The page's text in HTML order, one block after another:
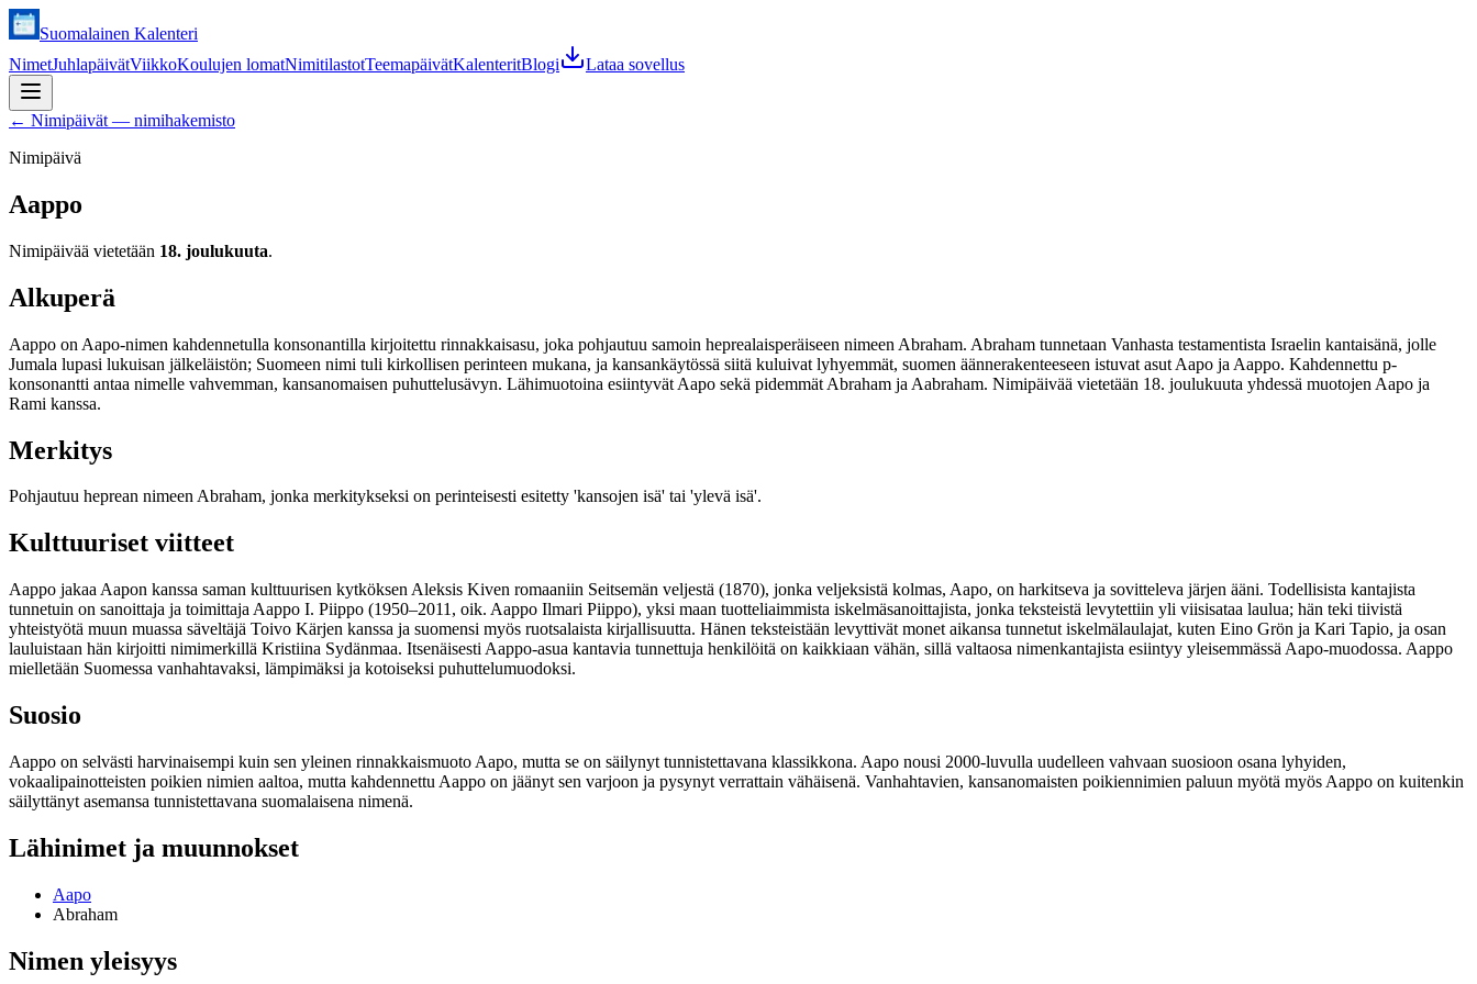
Suomalainen Kalenteri
NimetJuhlapäivätViikkoKoulujen lomatNimitilastotTeemapäivätKalenteritBlogi Lataa sovellus
← Nimipäivät — nimihakemisto
Nimipäivä
Aappo
Nimipäivää vietetään 18. joulukuuta.
Alkuperä
Aappo on Aapo-nimen kahdennetulla konsonantilla kirjoitettu rinnakkaisasu, joka pohjautuu samoin heprealaisperäiseen nimeen Abraham. Abraham tunnetaan Vanhasta testamentista Israelin kantaisänä, jolle
Jumala lupasi lukuisan jälkeläistön; Suomeen nimi tuli kirkollisen perinteen mukana, ja kansankäytössä siitä kuluivat lyhyemmät, suomen äännerakenteeseen istuvat asut Aapo ja Aappo. Kahdennettu p-
konsonantti antaa nimelle vahvemman, kansanomaisen puhuttelusävyn. Lähimuotoina esiintyvät Aapo sekä pidemmät Abraham ja Aabraham. Nimipäivää vietetään 18. joulukuuta yhdessä muotojen Aapo ja
Rami kanssa.
Merkitys
Pohjautuu heprean nimeen Abraham, jonka merkitykseksi on perinteisesti esitetty 'kansojen isä' tai 'ylevä isä'.
Kulttuuriset viitteet
Aappo jakaa Aapon kanssa saman kulttuurisen kytköksen Aleksis Kiven romaaniin Seitsemän veljestä (1870), jonka veljeksistä kolmas, Aapo, on harkitseva ja sovitteleva järjen ääni. Todellisista kantajista
tunnetuin on sanoittaja ja toimittaja Aappo I. Piippo (1950–2011, oik. Aappo Ilmari Piippo), yksi maan tuotteliaimmista iskelmäsanoittajista, jonka teksteistä levytettiin yli viisisataa laulua; hän teki tiivistä
yhteistyötä muun muassa säveltäjä Toivo Kärjen kanssa ja suomensi myös ruotsalaista kirjallisuutta. Hänen teksteistään levyttivät monet aikansa tunnetut iskelmälaulajat, kuten Eino Grön ja Kari Tapio, ja osan
lauluistaan hän kirjoitti nimimerkillä Kristiina Sydänmaa. Itsenäisesti Aappo-asua kantavia tunnettuja henkilöitä on kaikkiaan vähän, sillä valtaosa nimenkantajista esiintyy yleisemmässä Aapo-muodossa. Aappo
mielletään Suomessa vanhahtavaksi, lämpimäksi ja kotoiseksi puhuttelumuodoksi.
Suosio
Aappo on selvästi harvinaisempi kuin sen yleinen rinnakkaismuoto Aapo, mutta se on säilynyt tunnistettavana klassikkona. Aapo nousi 2000-luvulla uudelleen vahvaan suosioon osana lyhyiden,
vokaalipainotteisten poikien nimien aaltoa, mutta kahdennettu Aappo on jäänyt sen varjoon ja pysynyt verrattain vähäisenä. Vanhahtavien, kansanomaisten poikiennimien paluun myötä myös Aappo on kuitenkin
säilyttänyt asemansa tunnistettavana suomalaisena nimenä.
Lähinimet ja muunnokset
Aapo
Abraham
Nimen yleisyys